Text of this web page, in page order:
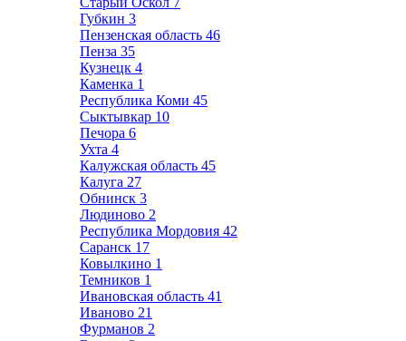
Губкин 3
Пензенская область 46
Пенза 35
Кузнецк 4
Каменка 1
Республика Коми 45
Сыктывкар 10
Печора 6
Ухта 4
Калужская область 45
Калуга 27
Обнинск 3
Людиново 2
Республика Мордовия 42
Саранск 17
Ковылкино 1
Темников 1
Ивановская область 41
Иваново 21
Фурманов 2